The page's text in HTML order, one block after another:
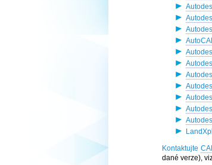
Kontaktujte
dané verze),